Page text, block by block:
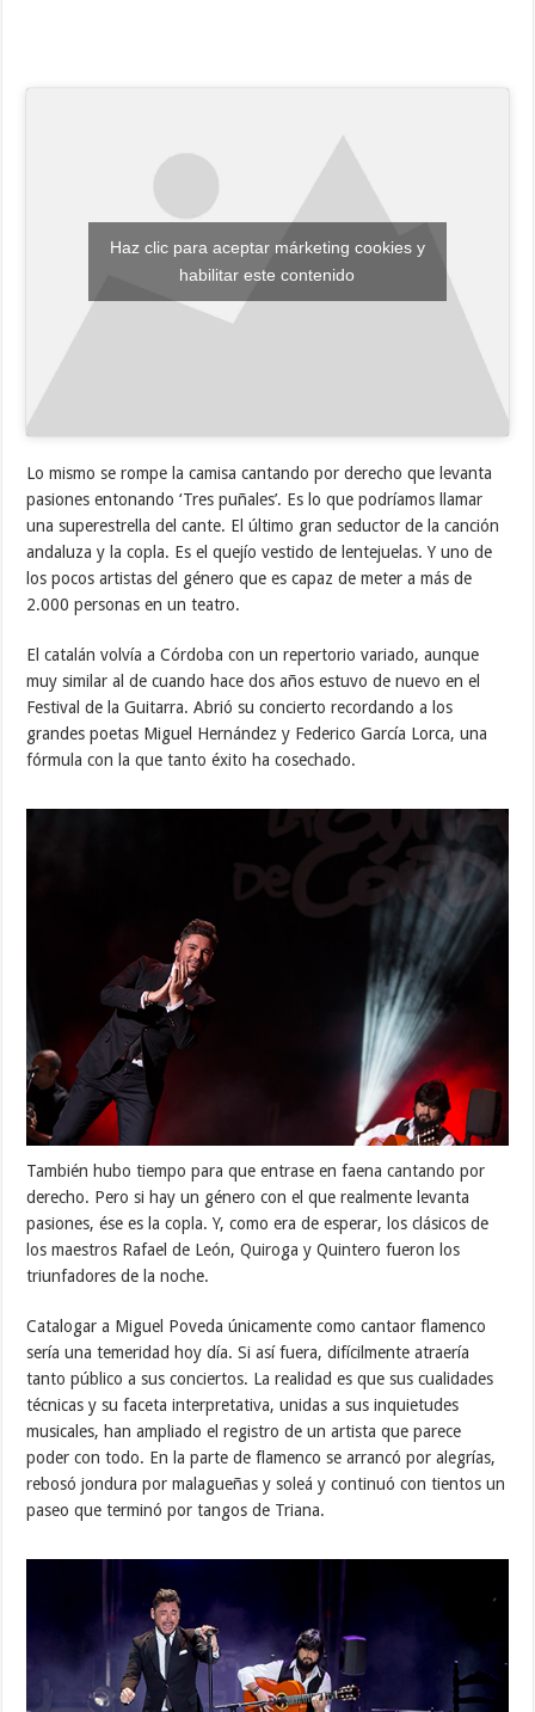
Haz clic para aceptar márketing cookies y
habilitar este contenido
Lo mismo se rompe la camisa cantando por derecho que levanta
pasiones entonando ‘Tres puñales’. Es lo que podríamos llamar
una superestrella del cante. El último gran seductor de la canción
andaluza y la copla. Es el quejío vestido de lentejuelas. Y uno de
los pocos artistas del género que es capaz de meter a más de
2.000 personas en un teatro.
El catalán volvía a Córdoba con un repertorio variado, aunque
muy similar al de cuando hace dos años estuvo de nuevo en el
Festival de la Guitarra. Abrió su concierto recordando a los
grandes poetas Miguel Hernández y Federico García Lorca, una
fórmula con la que tanto éxito ha cosechado.
También hubo tiempo para que entrase en faena cantando por
derecho. Pero si hay un género con el que realmente levanta
pasiones, ése es la copla. Y, como era de esperar, los clásicos de
los maestros Rafael de León, Quiroga y Quintero fueron los
triunfadores de la noche.
Catalogar a Miguel Poveda únicamente como cantaor flamenco
sería una temeridad hoy día. Si así fuera, difícilmente atraería
tanto público a sus conciertos. La realidad es que sus cualidades
técnicas y su faceta interpretativa, unidas a sus inquietudes
musicales, han ampliado el registro de un artista que parece
poder con todo. En la parte de flamenco se arrancó por alegrías,
rebosó jondura por malagueñas y soleá y continuó con tientos un
paseo que terminó por tangos de Triana.